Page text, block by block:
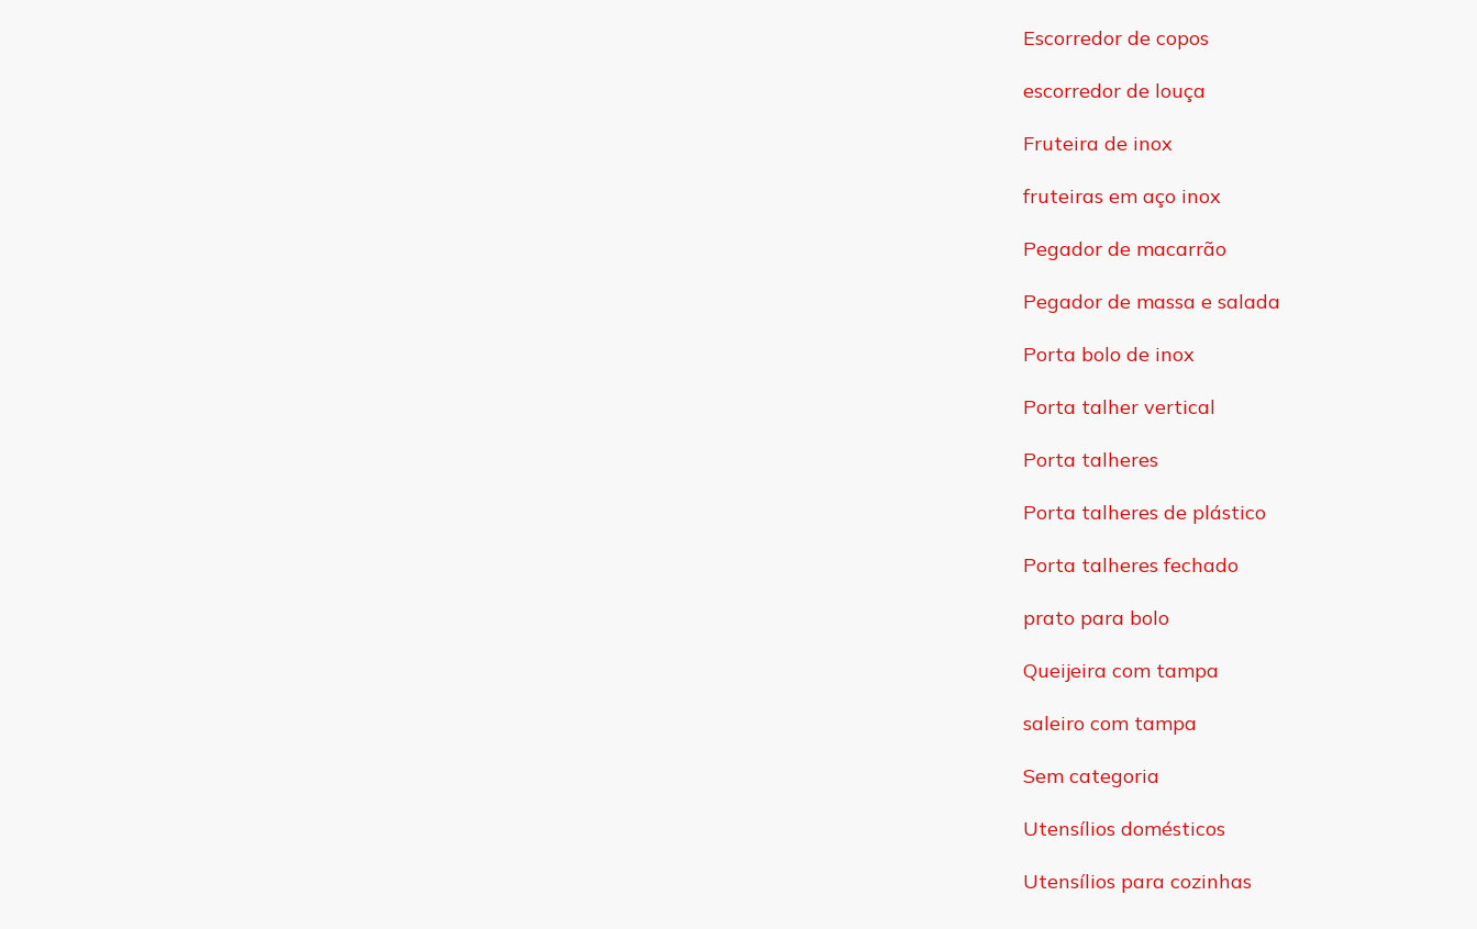
Escorredor de copos
escorredor de louça
Fruteira de inox
fruteiras em aço inox
Pegador de macarrão
Pegador de massa e salada
Porta bolo de inox
Porta talher vertical
Porta talheres
Porta talheres de plástico
Porta talheres fechado
prato para bolo
Queijeira com tampa
saleiro com tampa
Sem categoria
Utensílios domésticos
Utensílios para cozinhas